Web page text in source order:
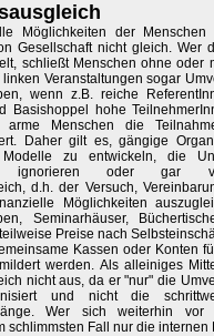
Möglichkeiten der
Gesellschaft nicht gleich. Wer
schließt Menschen ohne oder
Veranstaltungen sogar
wenn z.B. reiche
Basishoppel hohe
Menschen die
Daher gilt es, gängige
zu entwickeln, die
ignorieren oder gar
d.h. der Versuch,
Möglichkeiten
Seminarhäuser,
Preise nach
Kassen oder Konten
werden. Als alleiniges
nicht aus, da er "nur" die
und nicht die
Wer sich weiterhin vor
schlimmsten Fall nur die internen